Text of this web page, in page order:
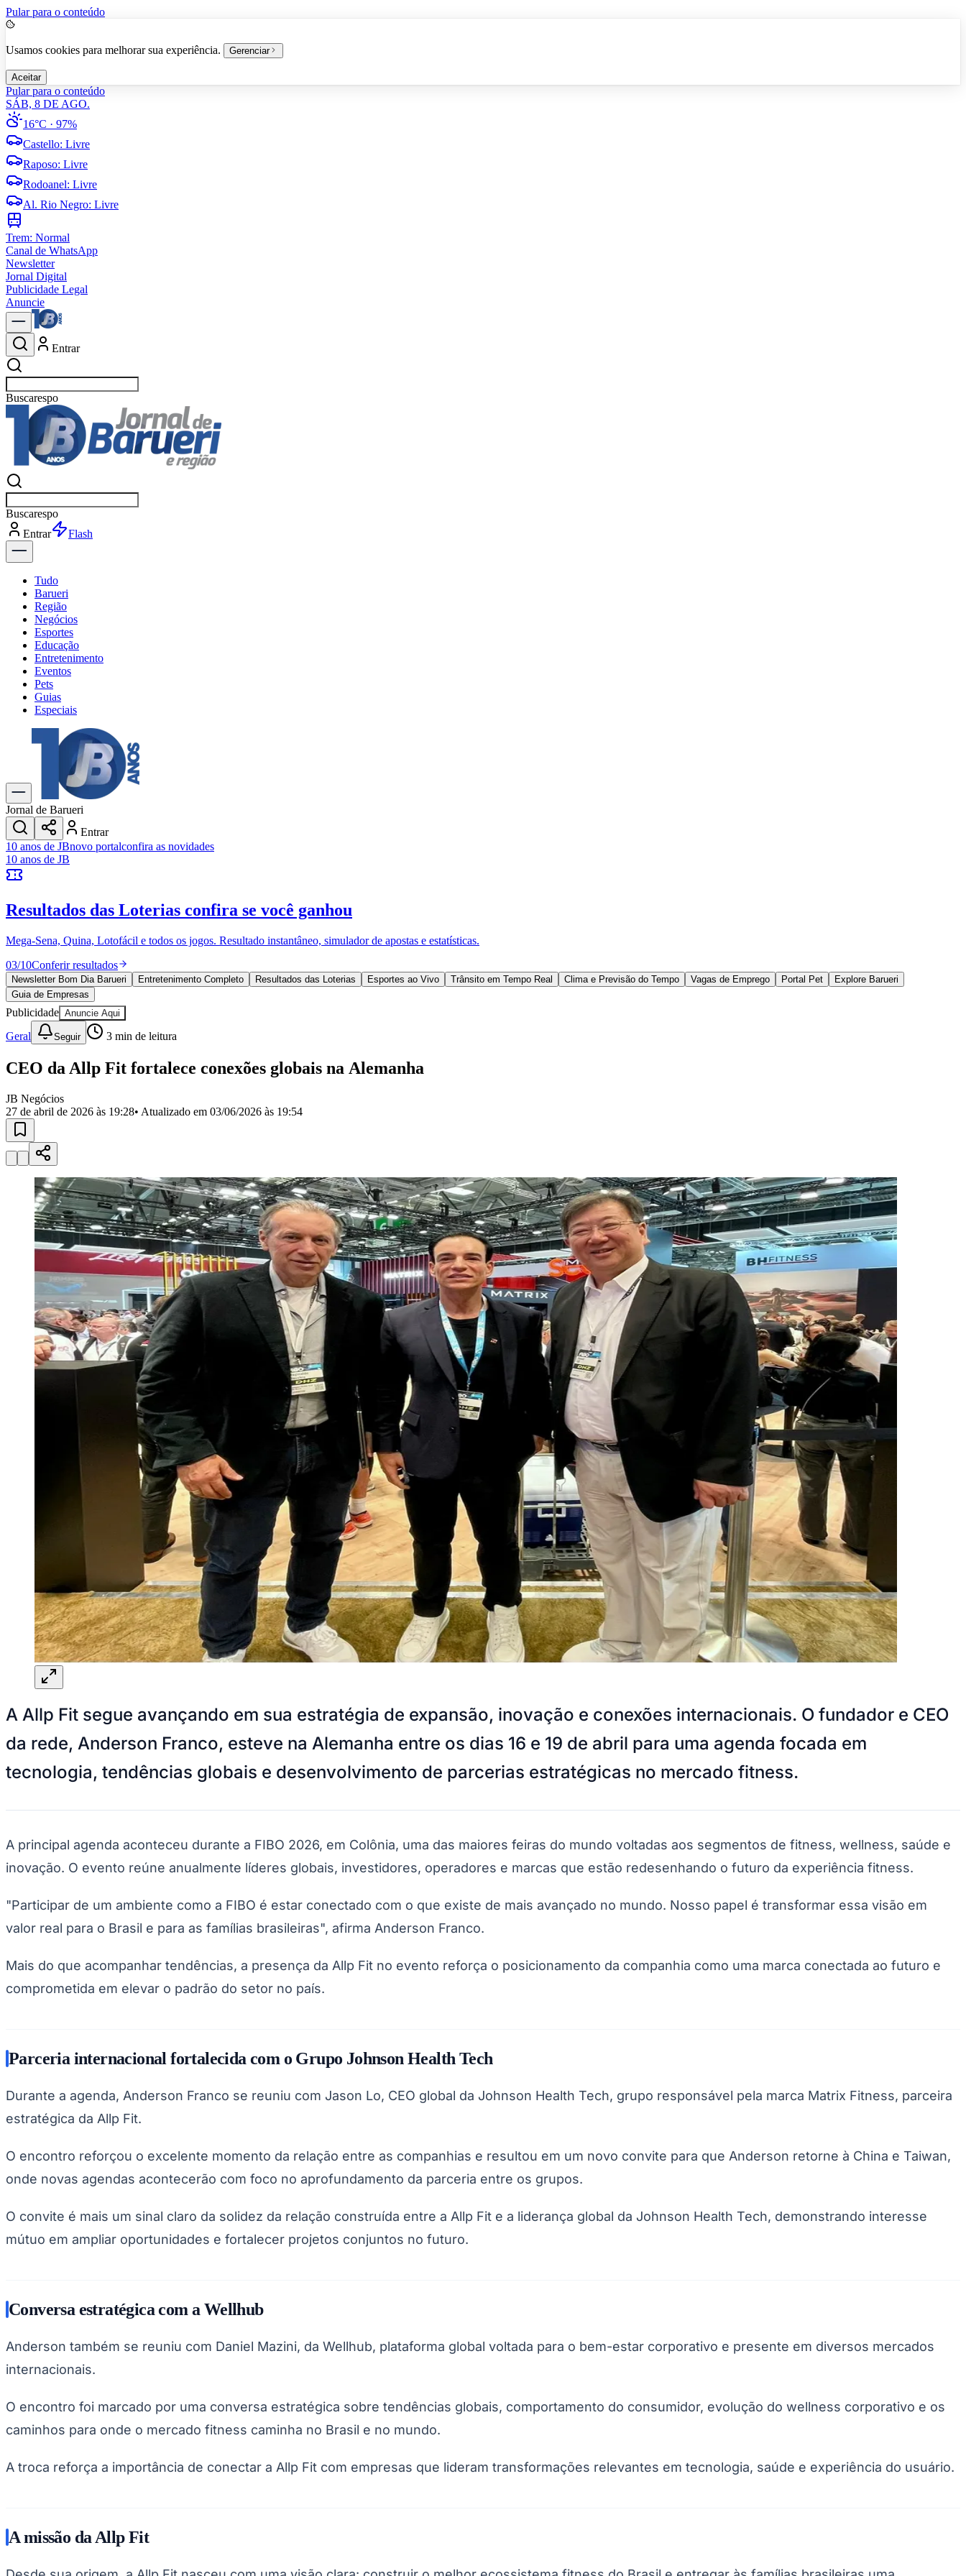
Pular para o conteúdo
Usamos cookies para melhorar sua experiência. Gerenciar
Aceitar
Pular para o conteúdo
SÁB, 8 DE AGO.
16°C · 97%
Castello: Livre
Raposo: Livre
Rodoanel: Livre
Al. Rio Negro: Livre
Trem: Normal
Canal de WhatsApp
Newsletter
Jornal Digital
Publicidade Legal
Anuncie
Entrar
Buscaresportes
Buscaresportes
Entrar
Flash
Tudo
Barueri
Região
Negócios
Esportes
Educação
Entretenimento
Eventos
Pets
Guias
Especiais
Explore Tudo
Últimas Notícias
Previsão do Tempo
Trânsito e Rotas
Dia a Dia & Lazer
Transportes
Gastronomia
Cinema & Shows
JogosNovo
Anuncie no Portal
Cadastrar Empresa
Divulgar Vagas Novo
Publicidade Legal
Política
Eleições
Esportes
Saúde
Segurança
Cultura
Obras
Educação
Bairros de Barueri
Selecione sua região
AldeiaAldeia da Serra
MilitarItapeviJandiraJardim AudirJardim BelvalJardim CalifórniaJardim dos AltosJardim dos CamargosJardim EsperançaJardim GrazielaJardim IracemaJardim ItaquitiJardim JulioJardim LíbanoJardim Maria
CristinaJardim Maria HelenaJardim MutingaJardim ParaísoJardim PaulistaJardim ReginaliceJardim São LuísJardim São PedroJardim São SilvestreJardim SilveiraJardim TupãJardim TupanciMutinga
AldeinhaOsascoParque dos CamargosParque ImperialParque Santa LuziaParque VianaPirapora do Bom JesusRecanto PhrynéaSantana de ParnaíbaSilveiraTamboréVale do SolVila BarrosVila Boa Vista
CondeVila Engenho NovoVila MárciaVila Nossa Sra. da EscadaVila PortoVotupoca
Para Sua Empresa
Anuncie no Portal
Guia de Empresas
Divulgar Vagas
Publicidade Legal
Negócios Regionais
Turismo
Segurança Regional
Hospitais Estaduais
Parques & Represas
CarapicuíbaJandira Itapevi Pirapora do Bom Jesus Araçariguama CajamarCaieiras Franco da Rocha Francisco Morato Embu das Artes
Panorama Econômico
Panorama Econômico
Para Sua Empresa
Anuncie no Portal
Verificar Empresa
Publicidade Legal
NBA
NFL
UFC
NHL
Vôlei
NBB
Competições de Futebol
Brasileirão Série A
Brasileirão Série B
Paulistão
Copa do Brasil
Sul-Americana
Champions League
Times - Ir direto
Corinthians
Jornal de Barueri
Entrar
10 anos de JBnovo portalconfira as novidades
10 anos de JB
Resultados das Loterias confira se você ganhou
Mega-Sena, Quina, Lotofácil e todos os jogos. Resultado instantâneo, simulador de apostas e estatísticas.
03/10Conferir resultados
Newsletter Bom Dia Barueri Entretenimento Completo Resultados das Loterias Esportes ao Vivo Trânsito em Tempo Real Clima e Previsão do Tempo Vagas de Emprego Portal Pet
Explore Barueri
Guia de Empresas
Publicidade Anuncie Aqui
Geral Seguir 3 min de leitura
CEO da Allp Fit fortalece conexões globais na Alemanha
JB Negócios
27 de abril de 2026 às 19:28• Atualizado em 03/06/2026 às 19:54
A Allp Fit segue avançando em sua estratégia de expansão, inovação e conexões internacionais. O fundador e CEO
da rede, Anderson Franco, esteve na Alemanha entre os dias 16 e 19 de abril para uma agenda focada em
tecnologia, tendências globais e desenvolvimento de parcerias estratégicas no mercado fitness.
A principal agenda aconteceu durante a FIBO 2026, em Colônia, uma das maiores feiras do mundo voltadas aos segmentos de fitness, wellness, saúde e
inovação. O evento reúne anualmente líderes globais, investidores, operadores e marcas que estão redesenhando o futuro da experiência fitness.
"Participar de um ambiente como a FIBO é estar conectado com o que existe de mais avançado no mundo. Nosso papel é transformar essa visão em
valor real para o Brasil e para as famílias brasileiras", afirma Anderson Franco.
Mais do que acompanhar tendências, a presença da Allp Fit no evento reforça o posicionamento da companhia como uma marca conectada ao futuro e
comprometida em elevar o padrão do setor no país.
Parceria internacional fortalecida com o Grupo Johnson Health Tech
Durante a agenda, Anderson Franco se reuniu com Jason Lo, CEO global da Johnson Health Tech, grupo responsável pela marca Matrix Fitness, parceira
estratégica da Allp Fit.
O encontro reforçou o excelente momento da relação entre as companhias e resultou em um novo convite para que Anderson retorne à China e Taiwan,
onde novas agendas acontecerão com foco no aprofundamento da parceria entre os grupos.
O convite é mais um sinal claro da solidez da relação construída entre a Allp Fit e a liderança global da Johnson Health Tech, demonstrando interesse
mútuo em ampliar oportunidades e fortalecer projetos conjuntos no futuro.
Conversa estratégica com a Wellhub
Anderson também se reuniu com Daniel Mazini, da Wellhub, plataforma global voltada para o bem-estar corporativo e presente em diversos mercados
internacionais.
O encontro foi marcado por uma conversa estratégica sobre tendências globais, comportamento do consumidor, evolução do wellness corporativo e os
caminhos para onde o mercado fitness caminha no Brasil e no mundo.
A troca reforça a importância de conectar a Allp Fit com empresas que lideram transformações relevantes em tecnologia, saúde e experiência do usuário.
A missão da Allp Fit